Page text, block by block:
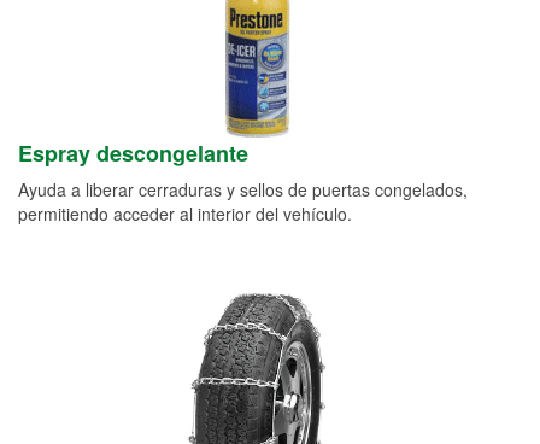
Espray descongelante
Ayuda a liberar cerraduras y sellos de puertas congelados,
permitiendo acceder al interior del vehículo.